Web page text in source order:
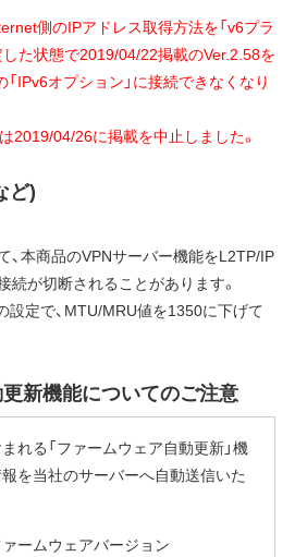
側のIPアドレス取得方法を「v6プラ
した状態で2019/04/22掲載のVer.2.58を
IPv6オプション」に接続できなくなり
2019/04/26に掲載を中止しました。
ど)
、本商品のVPNサーバー機能をL2TP/IP
続が切断されることがあります。
設定で、MTU/MRU値を1350に下げて
新機能についてのご注意
れる「ファームウェア自動更新」機
を当社のサーバーへ自動送信いた
ームウェアバージョン